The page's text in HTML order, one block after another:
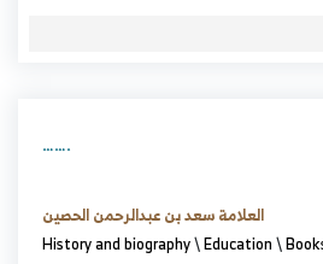
…….
العلامة سعد بن عبدالرحمن الحصين
History and biography\Education\